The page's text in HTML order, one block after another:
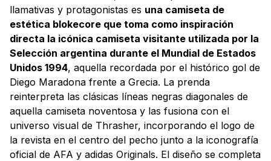
llamativas y protagonistas es una camiseta de
estética blokecore que toma como inspiración
directa la icónica camiseta visitante utilizada por la
Selección argentina durante el Mundial de Estados
Unidos 1994, aquella recordada por el histórico gol de
Diego Maradona frente a Grecia. La prenda
reinterpreta las clásicas líneas negras diagonales de
aquella camiseta noventosa y las fusiona con el
universo visual de Thrasher, incorporando el logo de
la revista en el centro del pecho junto a la iconografía
oficial de AFA y adidas Originals. El diseño se completa